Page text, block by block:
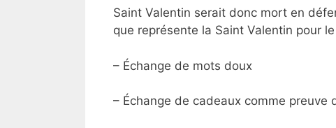
Saint Valentin serait donc mort en
que représente la Saint Valentin pour
– Échange de mots doux
– Échange de cadeaux comme preuve